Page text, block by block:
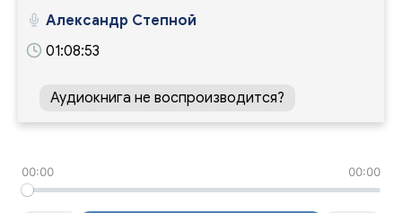
Александр Степной
01:08:53
Аудиокнига не воспроизводится?
00:00 00:00